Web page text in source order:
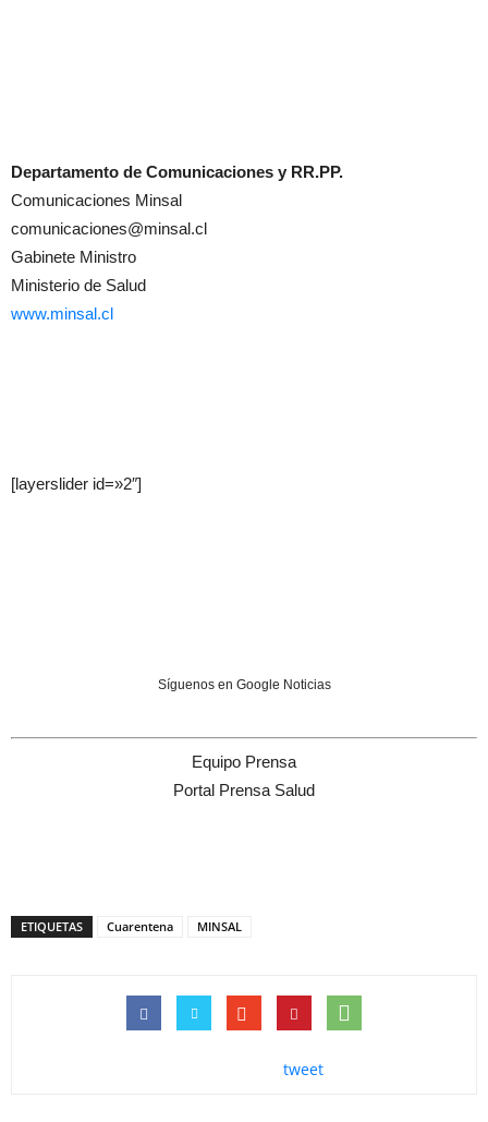
Departamento de Comunicaciones y RR.PP.
Comunicaciones Minsal
comunicaciones@minsal.cl
Gabinete Ministro
Ministerio de Salud
www.minsal.cl
[layerslider id=»2″]
Síguenos en Google Noticias
Equipo Prensa
Portal Prensa Salud
ETIQUETAS Cuarentena MINSAL
tweet